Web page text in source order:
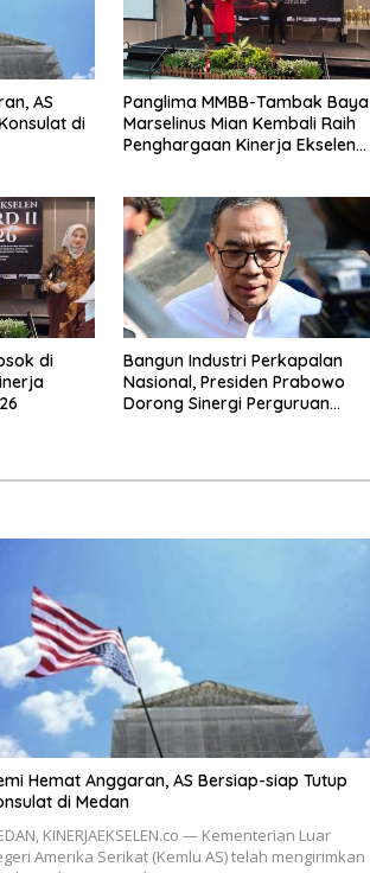
AS
di
Panglima MMBB-Tambak Baya
Marselinus Mian Kembali Raih
Penghargaan Kinerja Ekselen
di
Bangun Industri Perkapalan
Nasional, Presiden Prabowo
Dorong Sinergi Perguruan
Hemat Anggaran, AS Bersiap-siap Tutup
di Medan
KINERJAEKSELEN.co — Kementerian Luar
Amerika Serikat (Kemlu AS) telah mengirimkan